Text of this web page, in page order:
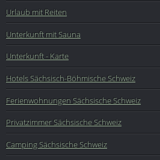
Urlaub mit Reiten
Unterkunft mit Sauna
Unterkunft - Karte
Hotels Sächsisch-Böhmische Schweiz
Ferienwohnungen Sächsische Schweiz
Privatzimmer Sächsische Schweiz
Camping Sächsische Schweiz